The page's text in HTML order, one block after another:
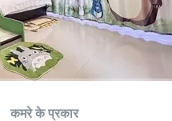
कमरे के प्रकार